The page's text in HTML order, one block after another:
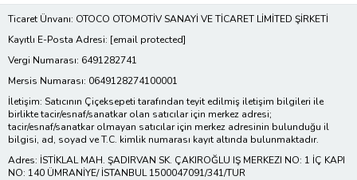
Ticaret Ünvanı: OTOCO OTOMOTİV SANAYİ VE TİCARET LİMİTED ŞİRKETİ
Kayıtlı E-Posta Adresi: [email protected]
Vergi Numarası: 6491282741
Mersis Numarası: 0649128274100001
İletişim: Satıcının Çiçeksepeti tarafından teyit edilmiş iletişim bilgileri ile
birlikte tacir/esnaf/sanatkar olan satıcılar için merkez adresi;
tacir/esnaf/sanatkar olmayan satıcılar için merkez adresinin bulunduğu il
bilgisi, ad, soyad ve T.C. kimlik numarası kayıt altında bulunmaktadır.
Adres: İSTİKLAL MAH. ŞADIRVAN SK. ÇAKIROĞLU IŞ MERKEZI NO: 1 İÇ KAPI
NO: 140 ÜMRANİYE/ İSTANBUL 1500047091/341/TUR